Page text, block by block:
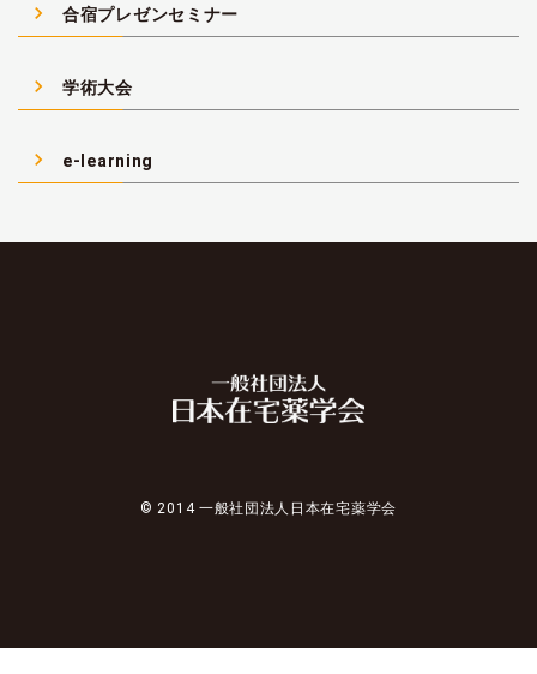
navigate_next 合宿プレゼンセミナー
navigate_next 学術大会
navigate_next e-learning
© 2014 一般社団法人日本在宅薬学会